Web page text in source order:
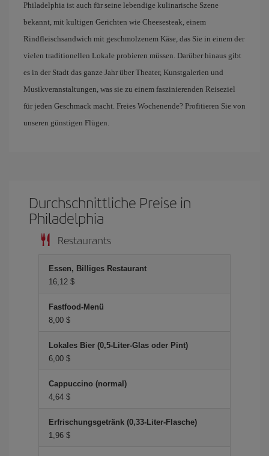
Philadelphia ist auch für seine lebendige kulinarische Szene
bekannt, mit kultigen Gerichten wie Cheesesteak, einem
Rindfleischsandwich mit geschmolzenem Käse, das Sie in einem der
vielen traditionellen Lokale probieren müssen. Darüber hinaus gibt
es in der Stadt das ganze Jahr über Theater, Kunstgalerien und
Musikveranstaltungen, was sie zu einem faszinierenden Reiseziel
für jeden Geschmack macht. Freies Wochenende? Profitieren Sie von
unseren günstigen Flügen.
Durchschnittliche Preise in
Philadelphia
Restaurants
Essen, Billiges Restaurant
16,12 $
Fastfood-Menü
8,00 $
Lokales Bier (0,5-Liter-Glas oder Pint)
6,00 $
Cappuccino (normal)
4,64 $
Erfrischungsgetränk (0,33-Liter-Flasche)
1,96 $